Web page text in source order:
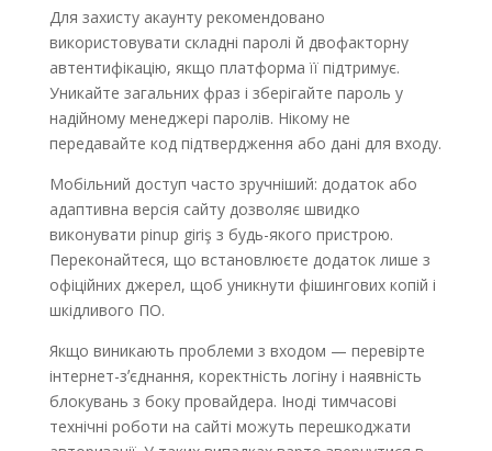
Для захисту акаунту рекомендовано
використовувати складні паролі й двофакторну
автентифікацію, якщо платформа її підтримує.
Уникайте загальних фраз і зберігайте пароль у
надійному менеджері паролів. Нікому не
передавайте код підтвердження або дані для входу.
Мобільний доступ часто зручніший: додаток або
адаптивна версія сайту дозволяє швидко
виконувати pinup giriş з будь-якого пристрою.
Переконайтеся, що встановлюєте додаток лише з
офіційних джерел, щоб уникнути фішингових копій і
шкідливого ПО.
Якщо виникають проблеми з входом — перевірте
інтернет-зʼєднання, коректність логіну і наявність
блокувань з боку провайдера. Іноді тимчасові
технічні роботи на сайті можуть перешкоджати